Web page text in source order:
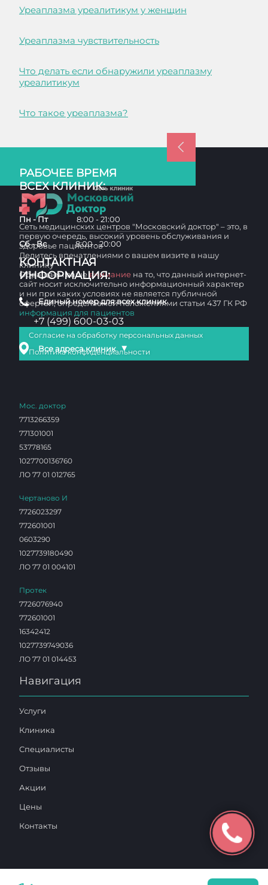
Уреаплазма уреалитикум у женщин
Уреаплазма чувствительность
Что делать если обнаружили уреаплазму
уреалитикум
Что такое уреаплазма?
РАБОЧЕЕ ВРЕМЯ
ВСЕХ КЛИНИК:
Пн - Пт 8:00 - 21:00
Сб - Вс 8:00 - 20:00
КОНТАКТНАЯ
ИНФОРМАЦИЯ:
Единый номер для всех клиник
+7 (499) 600-03-03
Все адреса клиник ▼
Сеть медицинских центров "Московский доктор" – это, в
первую очередь, высокий уровень обслуживания и
здоровье пациентов
Делитесь впечатлениями о вашем визите в нашу
клинику
Обращаем вашевнимание на то, что данный интернет-
сайт носит исключительно информационный характер
и ни при каких условиях не является публичной
офертой, определяемой положениями статьи 437 ГК РФ
информация для пациентов
Согласие на обработку персональных данных
Политика конфиденциальности
Мос. доктор
7713266359
771301001
53778165
1027700136760
ЛО 77 01 012765
Чертаново И
7726023297
772601001
0603290
1027739180490
ЛО 77 01 004101
Протек
7726076940
772601001
16342412
1027739749036
ЛО 77 01 014453
Навигация
Услуги
Клиника
Специалисты
Отзывы
Акции
Цены
Контакты